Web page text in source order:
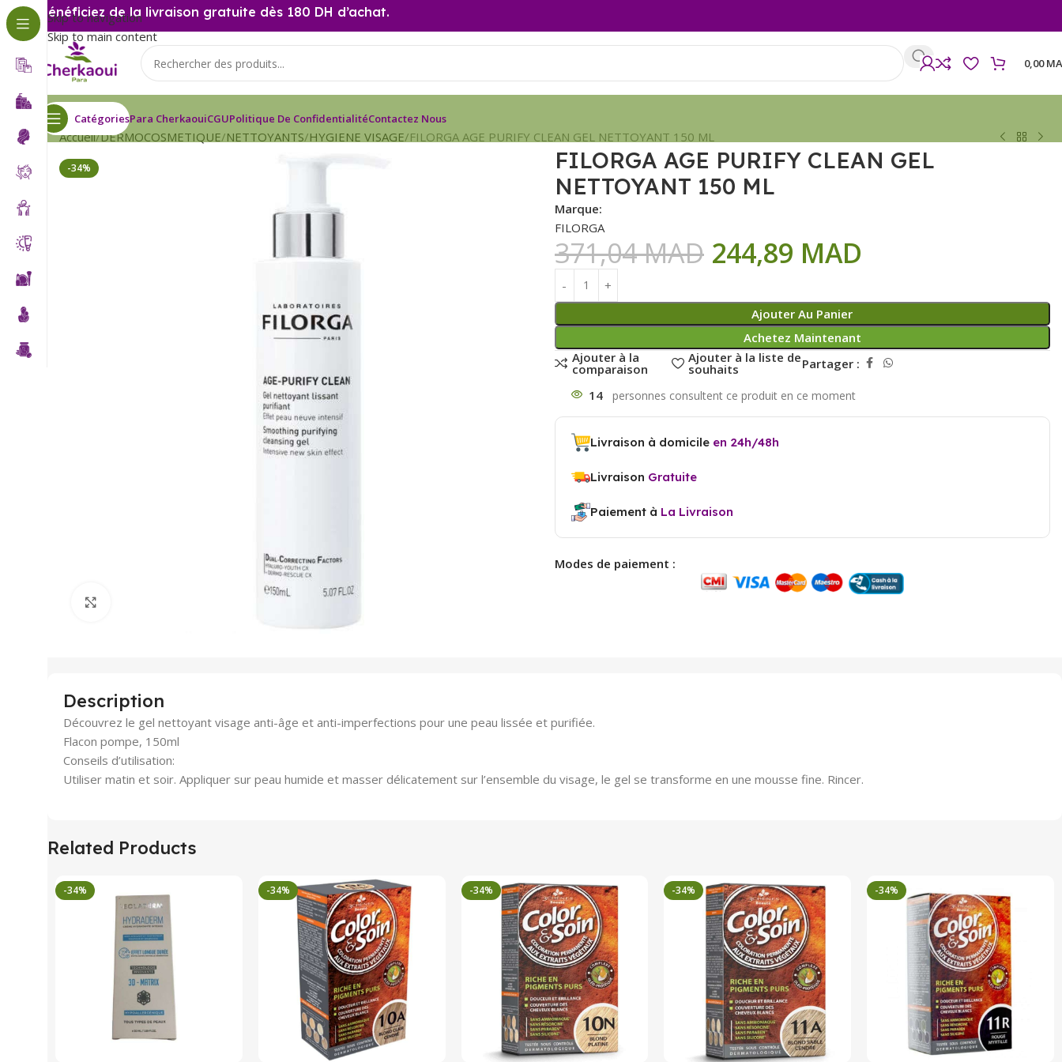
Skip to navigation
Skip to main content
Bénéficiez de la livraison gratuite dès 180 DH d’achat.
0,00
CatégoriesPara CherkaouiCGUPolitique De ConfidentialitéContactez Nous
Accueil DERMOCOSMETIQUE NETTOYANTS HYGIENE VISAGE FILORGA AGE PURIFY CLEAN GEL NETTOYANT 150 ML
-34%
FILORGA AGE PURIFY CLEAN GEL
NETTOYANT 150 ML
Marque:
FILORGA
371,04MAD 244,89 MAD
Ajouter Au Panier
Achetez Maintenant
Ajouter à la
comparaison
Ajouter à la liste de
souhaits
Partager :
14
Livraison à domicile en 24h/48h
Livraison Gratuite
Paiement à La Livraison
Modes de paiement :
Description
Découvrez le gel nettoyant visage anti-âge et anti-imperfections pour une peau lissée et purifiée.
Flacon pompe, 150ml
Conseils d’utilisation:
Utiliser matin et soir. Appliquer sur peau humide et masser délicatement sur l’ensemble du visage, le gel se transforme en une mousse fine. Rincer.
Related Products
-34% -34% -34% -34% -34%